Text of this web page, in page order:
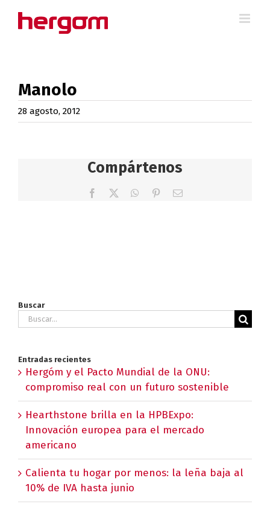
Manolo
28 agosto, 2012
Compártenos
Facebook WhatsApp
PinterestCorreo
Buscar
Buscar:
Entradas recientes
Hergóm y el Pacto Mundial de la ONU:
compromiso real con un futuro sostenible
Hearthstone brilla en la HPBExpo:
Innovación europea para el mercado
americano
Calienta tu hogar por menos: la leña baja al
10% de IVA hasta junio